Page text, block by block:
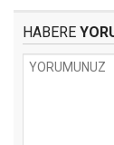
HABERE